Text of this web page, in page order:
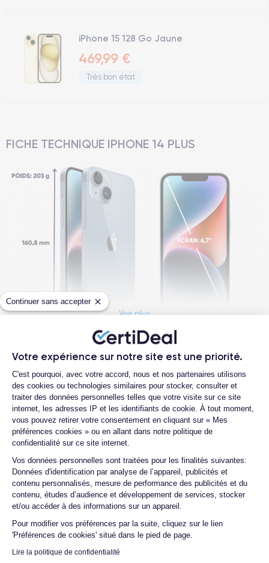
Continuer sans accepter
Votre expérience sur notre site est une priorité.
Plateforme de Gestion du
C'est pourquoi, avec votre accord, nous et nos partenaires utilisons
des cookies ou technologies similaires pour stocker, consulter et
traiter des données personnelles telles que votre visite sur ce site
internet, les adresses IP et les identifiants de cookie. À tout moment,
vous pouvez retirer votre consentement en cliquant sur « Mes
préférences cookies » ou en allant dans notre politique de
confidentialité sur ce site internet.
Vos données personnelles sont traitées pour les finalités suivantes:
Données d'identification par analyse de l’appareil, publicités et
contenu personnalisés, mesure de performance des publicités et du
contenu, études d’audience et développement de services, stocker
et/ou accéder à des informations sur un appareil.
Pour modifier vos préférences par la suite, cliquez sur le lien
'Préférences de cookies' situé dans le pied de page.
Lire la politique de confidentialité
Axeptio consent
iPhone 15 128 Go Jaune
469,99 €
Très bon état
FICHE TECHNIQUE IPHONE 14 PLUS
Dimensions et poids iPhone 14 Plus
Date de sortie
7/09/2022
Système exploitation
iOS (iOS 26)
Dimensions
160.8×78.1×7.8 mm
Poids
Écran
OLED 6.7 pouces
Résolution écran
2778 x 1284 pixels
RAM Memoire interne
Apple A15 Bionic
Nombre de cœurs
Voir plus
Questions fréquentes
Quelle est la durée de vie d'un iPhone 14
Plus reconditionné ?
Quelle est la différence entre un iPhone
14 Plus d'occasion et un iPhone 14 Plus
reconditionné ?
Comment activer une eSIM ?
Proposez-vous une assurance en cas de
casse due à des chocs ou à des chutes ?
Quelles sont les options disponibles sur
les batteries ?
commande ?